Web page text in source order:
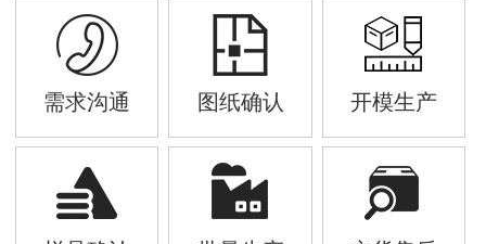
需求沟通 图纸确认 开模生产